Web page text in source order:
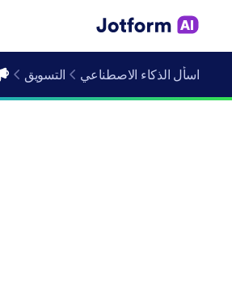
اسأل الذكاء الاصطناعي التسويق